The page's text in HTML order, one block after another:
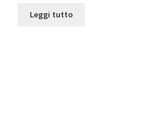
Leggi tutto